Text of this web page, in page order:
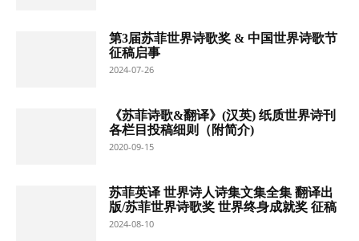
第3届苏菲世界诗歌奖 & 中国世界诗歌节
征稿启事
2024-07-26
《苏菲诗歌&翻译》(汉英) 纸质世界诗刊
各栏目投稿细则（附简介)
2020-09-15
苏菲英译 世界诗人诗集文集全集 翻译出
版/苏菲世界诗歌奖 世界终身成就奖 征稿
2024-08-10